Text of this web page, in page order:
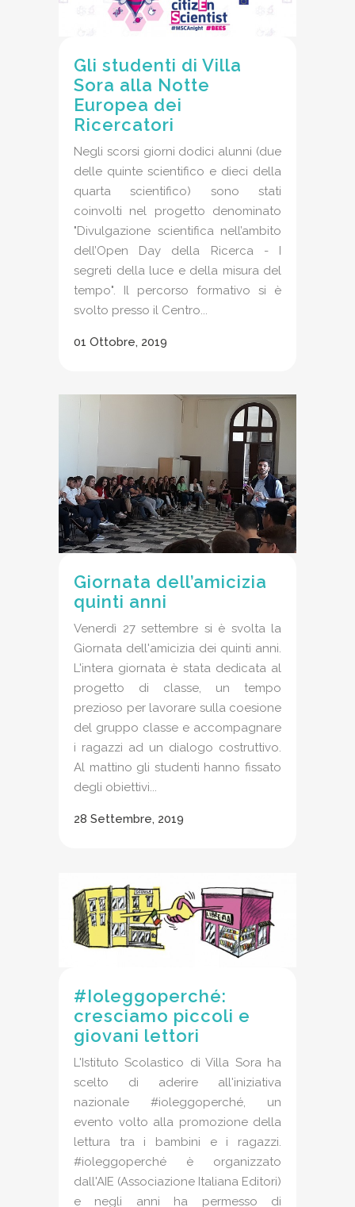
Gli studenti di Villa
Sora alla Notte
Europea dei
Ricercatori
Negli scorsi giorni dodici alunni (due
delle quinte scientifico e dieci della
quarta scientifico) sono stati
coinvolti nel progetto denominato
"Divulgazione scientifica nell’ambito
dell’Open Day della Ricerca - I
segreti della luce e della misura del
tempo". Il percorso formativo si è
svolto presso il Centro...
01 Ottobre, 2019
Giornata dell’amicizia
quinti anni
Venerdì 27 settembre si è svolta la
Giornata dell'amicizia dei quinti anni.
L'intera giornata è stata dedicata al
progetto di classe, un tempo
prezioso per lavorare sulla coesione
del gruppo classe e accompagnare
i ragazzi ad un dialogo costruttivo.
Al mattino gli studenti hanno fissato
degli obiettivi...
28 Settembre, 2019
#Ioleggoperché:
cresciamo piccoli e
giovani lettori
L'Istituto Scolastico di Villa Sora ha
scelto di aderire all'iniziativa
nazionale #ioleggoperché, un
evento volto alla promozione della
lettura tra i bambini e i ragazzi.
#ioleggoperché è organizzato
dall'AIE (Associazione Italiana Editori)
e negli anni ha permesso di